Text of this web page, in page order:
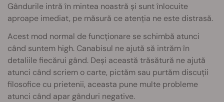
Gândurile intră în mintea noastră și sunt înlocuite
aproape imediat, pe măsură ce atenția ne este distrasă.
Acest mod normal de funcționare se schimbă atunci
când suntem high. Canabisul ne ajută să intrăm în
detaliile fiecărui gând. Deși această trăsătură ne ajută
atunci când scriem o carte, pictăm sau purtăm discuții
filosofice cu prietenii, aceasta pune multe probleme
atunci când apar gânduri negative.